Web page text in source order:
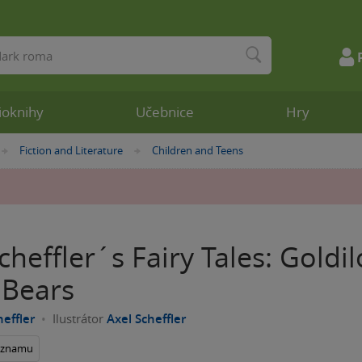
»Fiction and Literature »
Children and Teens
Fairy Tales:
Ilustrátor Axel Scheffler
Učebnice Hry